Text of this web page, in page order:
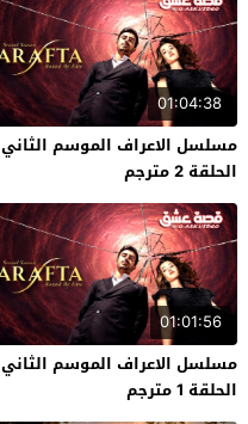
01:04:38
مسلسل الاعراف الموسم الثاني
الحلقة 2 مترجم
01:01:56
مسلسل الاعراف الموسم الثاني
الحلقة 1 مترجم